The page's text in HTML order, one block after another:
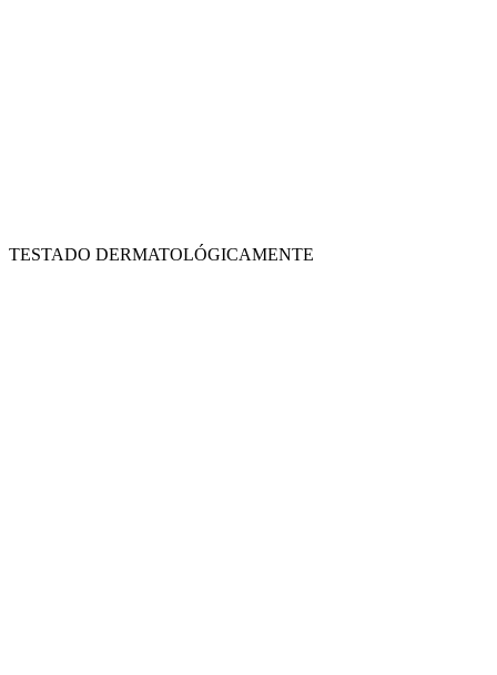
TESTADO DERMATOLÓGICAMENTE